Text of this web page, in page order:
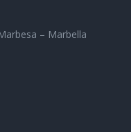
– Marbella